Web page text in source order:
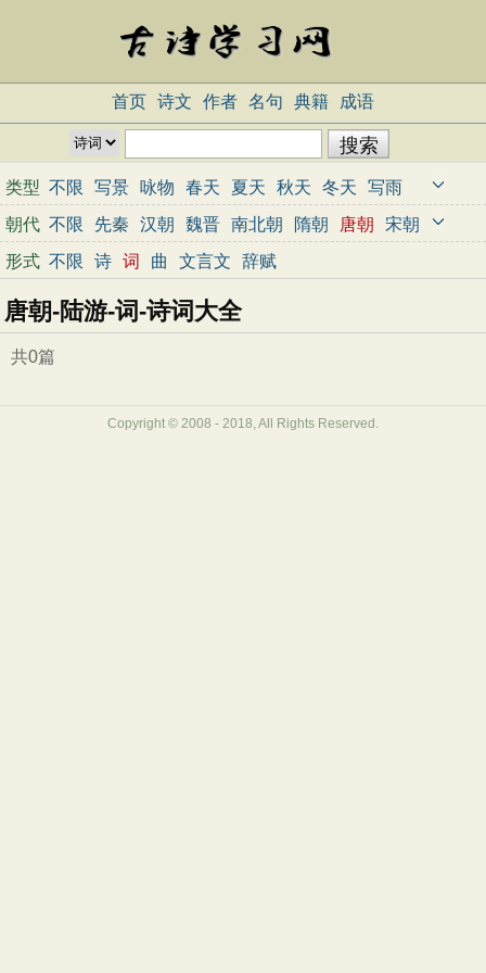
首页 诗文 作者 名句 典籍 成语
类型 不限 写景 咏物 春天 夏天 秋天 冬天
写雨
写雪
写风 写花 梅花 荷花 菊花 柳树
月亮
山水 写山 写水 长江 黄河 儿童 写鸟
写马
田园 边塞 地名 抒情 爱国 离别 送别 思乡
思念 爱情 励志 哲理 闺怨
母亲 友情 战争 读书 惜时 婉约 豪放 诗经
民谣
咏史怀古 宋词精选 小学古诗 初中古诗
朝代 不限 先秦 汉朝 魏晋 南北朝 隋朝 唐朝
宋朝
元朝
明朝 清朝 近代 当代
形式 不限 诗 词 曲 文言文 辞赋
唐朝-陆游-词-诗词大全
共0篇
Copyright © 2008 - 2018, All Rights Reserved.